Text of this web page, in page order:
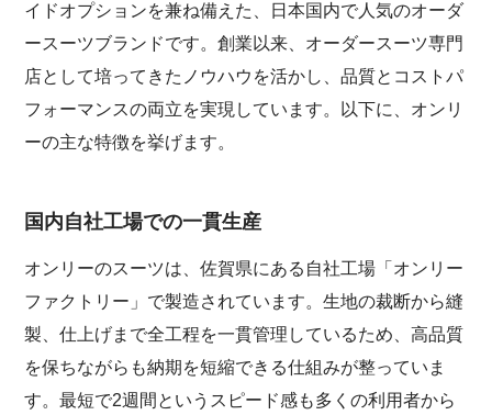
イドオプションを兼ね備えた、日本国内で人気のオーダ
ースーツブランドです。創業以来、オーダースーツ専門
店として培ってきたノウハウを活かし、品質とコストパ
フォーマンスの両立を実現しています。以下に、オンリ
ーの主な特徴を挙げます。
国内自社工場での一貫生産
オンリーのスーツは、佐賀県にある自社工場「オンリー
ファクトリー」で製造されています。生地の裁断から縫
製、仕上げまで全工程を一貫管理しているため、高品質
を保ちながらも納期を短縮できる仕組みが整っていま
す。最短で2週間というスピード感も多くの利用者から